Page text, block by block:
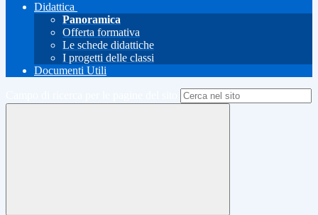
Didattica
Panoramica
Offerta formativa
Le schede didattiche
I progetti delle classi
Documenti Utili